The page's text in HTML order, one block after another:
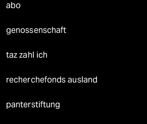
abo
genossenschaft
taz zahl ich
recherchefonds ausland
panterstiftung